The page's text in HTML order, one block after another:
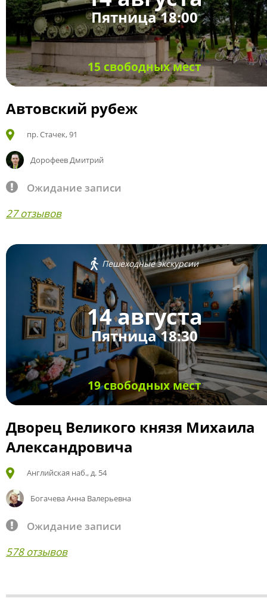
Пятница 18:00
15 свободных мест
Автовский рубеж
пр. Стачек, 91
Дорофеев Дмитрий
Ожидание записи
27 отзывов
Пешеходные экскурсии
14 августа
Пятница 18:30
19 свободных мест
Дворец Великого князя Михаила
Александровича
Английская наб., д. 54
Богачева Анна Валерьевна
Ожидание записи
578 отзывов